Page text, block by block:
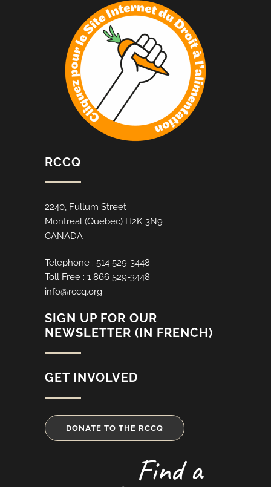
RCCQ
2240, Fullum Street
Montreal (Quebec) H2K 3N9
CANADA
Telephone : 514 529-3448
Toll Free : 1 866 529-3448
info@rccq.org
SIGN UP FOR OUR
NEWSLETTER (IN FRENCH)
GET INVOLVED
DONATE TO THE RCCQ
Find a